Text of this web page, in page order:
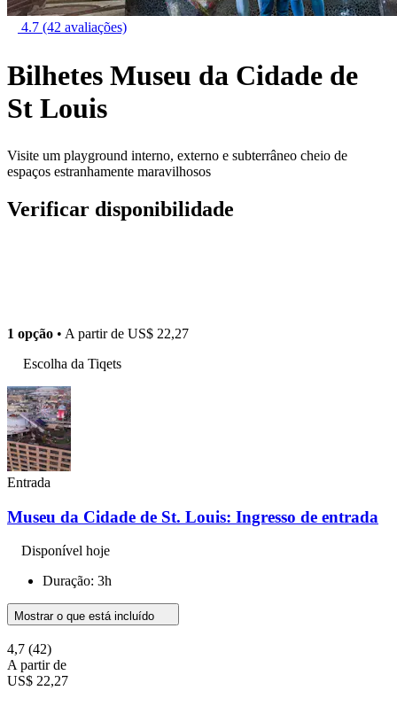
4.7 (42 avaliações)
Bilhetes Museu da Cidade de
St Louis
Visite um playground interno, externo e subterrâneo cheio de
espaços estranhamente maravilhosos
Verificar disponibilidade
1 opção • A partir de US$ 22,27
Escolha da Tiqets
Entrada
Museu da Cidade de St. Louis: Ingresso de entrada
Disponível hoje
Duração: 3h
Mostrar o que está incluído
4,7 (42)
A partir de
US$ 22,27